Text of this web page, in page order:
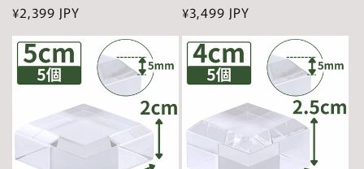
通
常
価
格
¥2,399 JPY
通
常
価
格
¥3,499 JPY